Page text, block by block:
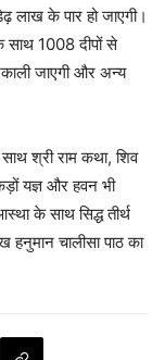
लाख के पार हो जाएगी।
साथ 1008 दीपों से
जाएगी और अन्य
श्री राम कथा, शिव
यज्ञ और हवन भी
के साथ सिद्ध तीर्थ
हनुमान चालीसा पाठ का